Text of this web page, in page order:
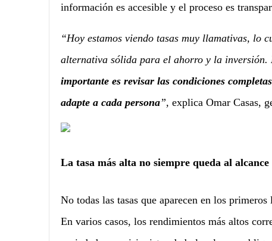
información es accesible y el proceso es
“Hoy estamos viendo tasas muy llamativas, lo
alternativa sólida para el ahorro y la inversión.
importante es revisar las condiciones
adapte a cada persona”, explica Omar Casas,
La tasa más alta no siempre queda al alcance
No todas las tasas que aparecen en los
En varios casos, los rendimientos más altos